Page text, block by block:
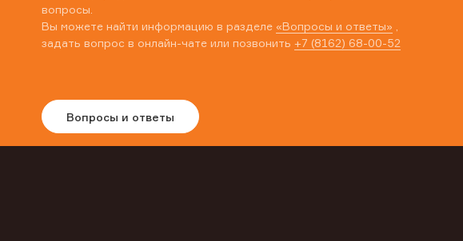
вопросы.
Вы можете найти информацию в разделе «Вопросы и ответы»
задать вопрос в онлайн-чате или позвонить +7 (8162) 68-00-52
Вопросы и ответы